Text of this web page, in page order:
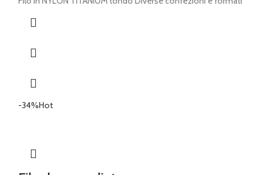
-34%Hot